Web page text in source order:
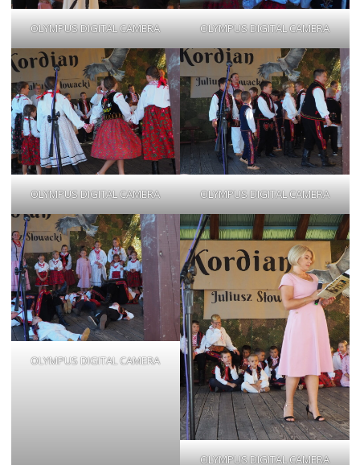
OLYMPUS DIGITAL CAMERA OLYMPUS DIGITAL CAMERA
OLYMPUS DIGITAL CAMERA OLYMPUS DIGITAL CAMERA
OLYMPUS DIGITAL CAMERA
OLYMPUS DIGITAL CAMERA